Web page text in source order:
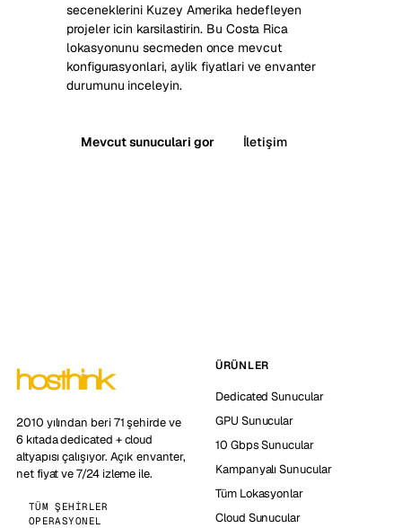
seceneklerini Kuzey Amerika hedefleyen
projeler icin karsilastirin. Bu Costa Rica
lokasyonunu secmeden once mevcut
konfigurasyonlari, aylik fiyatlari ve envanter
durumunu inceleyin.
Mevcut sunuculari gor İletişim
2010 yılından beri 71 şehirde ve
6 kıtada dedicated + cloud
altyapısı çalışıyor. Açık envanter,
net fiyat ve 7/24 izleme ile.
TÜM ŞEHIRLER
OPERASYONEL
ÜRÜNLER
Dedicated Sunucular
GPU Sunucular
10 Gbps Sunucular
Kampanyalı Sunucular
Tüm Lokasyonlar
Cloud Sunucular